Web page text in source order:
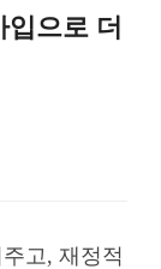
으로 더
고, 재정적